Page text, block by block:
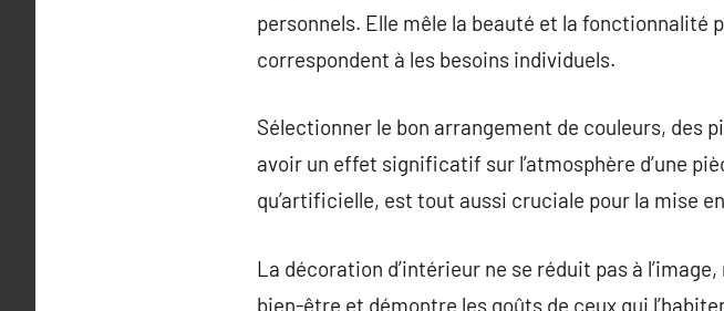
personnels. Elle mêle la beauté et la
correspondent à les besoins individuels.
Sélectionner le bon arrangement de couleurs, des
avoir un effet significatif sur l’atmosphère d’une
qu’artificielle, est tout aussi cruciale pour la mise
La décoration d’intérieur ne se réduit pas à
bien-être et démontre les goûts de ceux qui